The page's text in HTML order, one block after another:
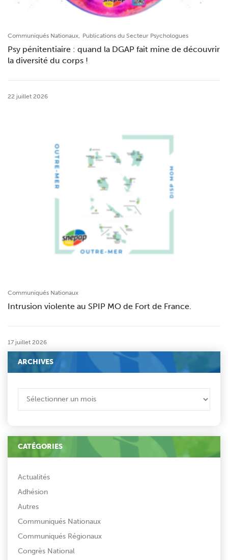
Communiqués Nationaux, Publications du Secteur Psychologues
Psy pénitentiaire : quand la DGAP fait mine de découvrir
la diversité du corps !
22 juillet 2026
Communiqués Nationaux
Intrusion violente au SPIP MO de Fort de France.
17 juillet 2026
ARCHIVES
CATÉGORIES
Actualités
Adhésion
Autres
Communiqués Nationaux
Communiqués Régionaux
Congrès National